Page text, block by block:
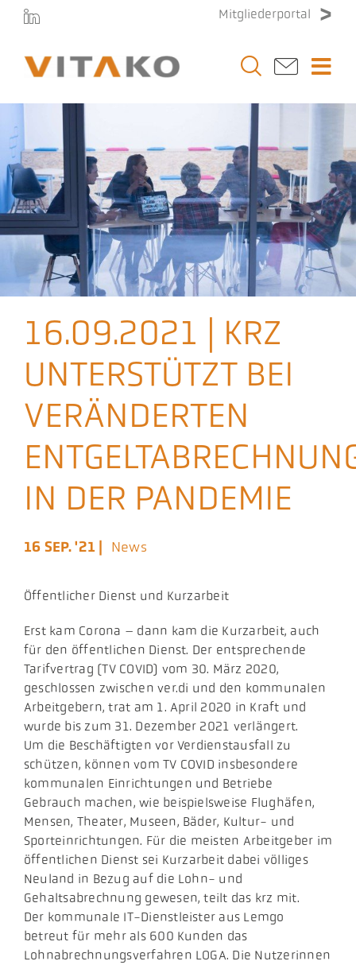
Zum
springen
Mitgliederportal
Vitako
Themen
Stellenmarkt
Veranstaltungen
Presse
Aktuelles
Podcast
16.09.2021 | KRZ
UNTERSTÜTZT BEI
VERÄNDERTEN
IN DER PANDEMIE
16 SEP. '21 | News
Öffentlicher Dienst und Kurzarbeit
Erst kam Corona – dann kam die Kurzarbeit, auch
für den öffentlichen Dienst. Der entsprechende
Tarifvertrag (TV COVID) vom 30. März 2020,
geschlossen zwischen ver.di und den kommunalen
Arbeitgebern, trat am 1. April 2020 in Kraft und
wurde bis zum 31. Dezember 2021 verlängert.
Um die Beschäftigten vor Verdienstausfall zu
schützen, können vom TV COVID insbesondere
kommunalen Einrichtungen und Betriebe
Gebrauch machen, wie beispielsweise Flughäfen,
Mensen, Theater, Museen, Bäder, Kultur- und
Sporteinrichtungen. Für die meisten Arbeitgeber im
öffentlichen Dienst sei Kurzarbeit dabei völliges
Neuland in Bezug auf die Lohn- und
Gehaltsabrechnung gewesen, teilt das krz mit.
Der kommunale IT-Dienstleister aus Lemgo
betreut für mehr als 600 Kunden das
Lohnabrechnungsverfahren LOGA. Die Nutzerinnen